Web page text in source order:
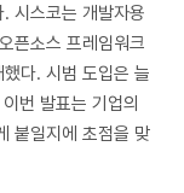
시스코는 개발자용
픈소스 프레임워크
했다. 시범 도입은 늘
번 발표는 기업의
붙일지에 초점을 맞